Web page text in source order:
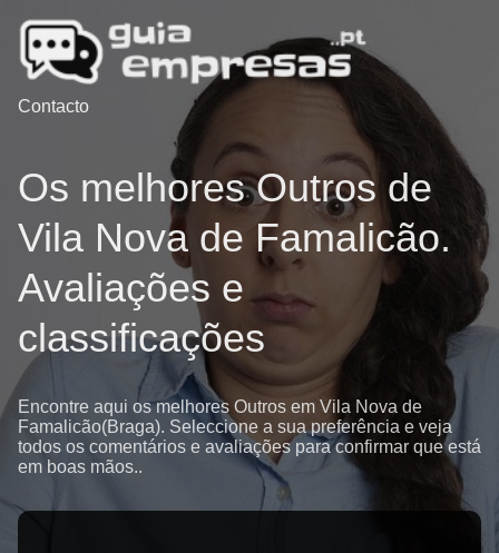
Contacto
Os melhores Outros de
Vila Nova de Famalicão.
Avaliações e
classificações
Encontre aqui os melhores Outros em Vila Nova de
Famalicão(Braga). Seleccione a sua preferência e veja
todos os comentários e avaliações para confirmar que está
em boas mãos..